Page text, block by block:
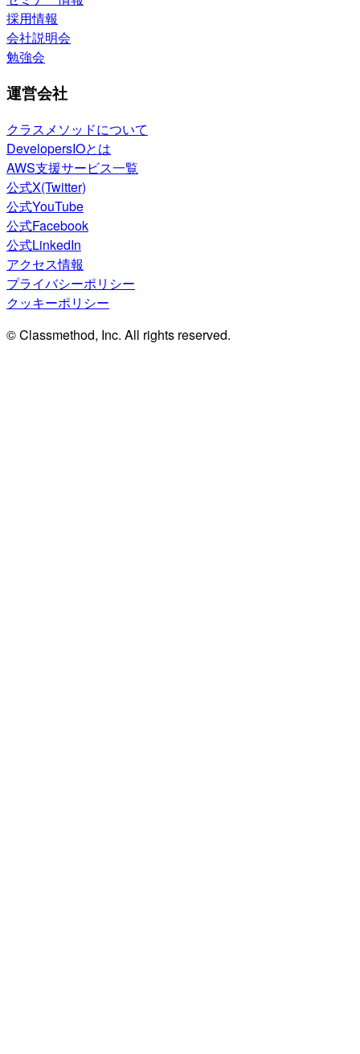
採用情報
会社説明会
勉強会
運営会社
クラスメソッドについて
DevelopersIOとは
AWS支援サービス一覧
公式X(Twitter)
公式YouTube
公式Facebook
公式LinkedIn
アクセス情報
プライバシーポリシー
クッキーポリシー
© Classmethod, Inc. All rights reserved.